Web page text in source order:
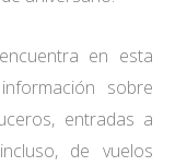
en esta
sobre
entradas a
de vuelos